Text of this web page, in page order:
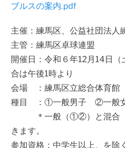
ブルスの案内.pdf
主催：練馬区、公益社団法人
主管：練馬区卓球連盟
開催日：令和６年12月14日
合は午後1時より
会場 ：練馬区立総合体育館
種目 ：①一般男子 ②一般
＊一般（①②）と混合（
きます。
参加資格：中学生以上、を除